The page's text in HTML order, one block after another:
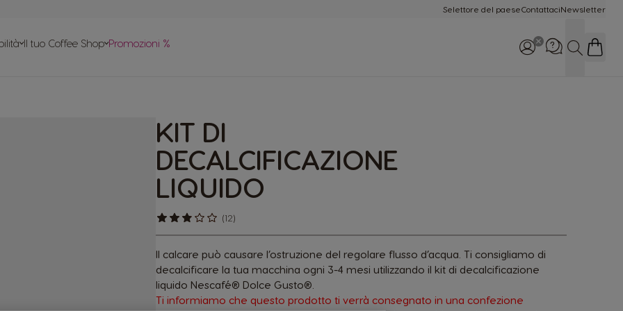
Selettore del paeseContattaciNewsletter
Il tuo Coffee Shop Promozioni % Cerca
KIT DI
DECALCIFICAZIONE
LIQUIDO
(12)
Il calcare può causare l’ostruzione del regolare flusso d’acqua. Ti consigliamo di
decalcificare la tua macchina ogni 3-4 mesi utilizzando il kit di decalcificazione
liquido Nescafé® Dolce Gusto®.
Ti informiamo che questo prodotto ti verrà consegnato in una confezione